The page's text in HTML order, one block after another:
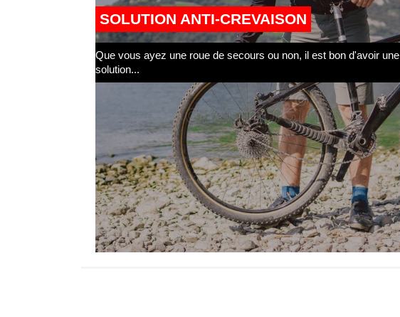
SOLUTION ANTI-CREVAISON
Que vous ayez une roue de secours ou non, il est bon d'avoir une
solution...